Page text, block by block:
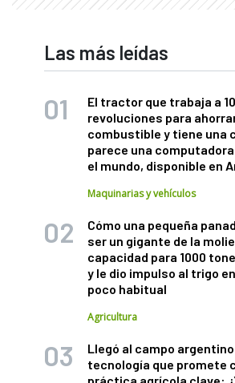
Las más leídas
El tractor que trabaja a
revoluciones para
combustible y tiene una
parece una
el mundo, disponible en
Maquinarias y vehículos
Cómo una pequeña
ser un gigante de la
capacidad para 1000
y le dio impulso al trigo
poco habitual
Agricultura
Llegó al campo
tecnología que promete